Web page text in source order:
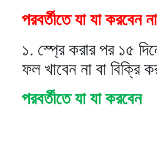
পরবর্তীতে যা যা করবেন না
১. স্প্রে করার পর ১৫
ফল খাবেন না বা বিক্রি
পরবর্তীতে যা যা করবেন